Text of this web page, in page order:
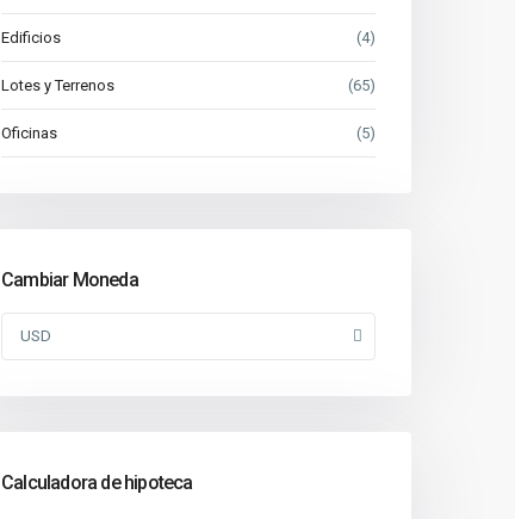
Edificios (4)
Lotes y Terrenos (65)
Oficinas (5)
Cambiar Moneda
USD
Calculadora de hipoteca